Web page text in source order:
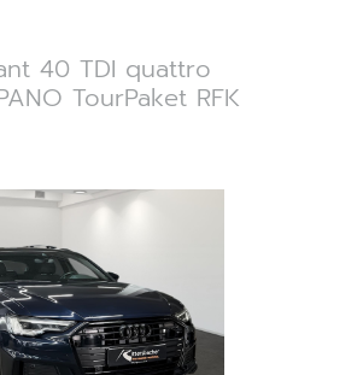
40 TDI quattro
TourPaket RFK